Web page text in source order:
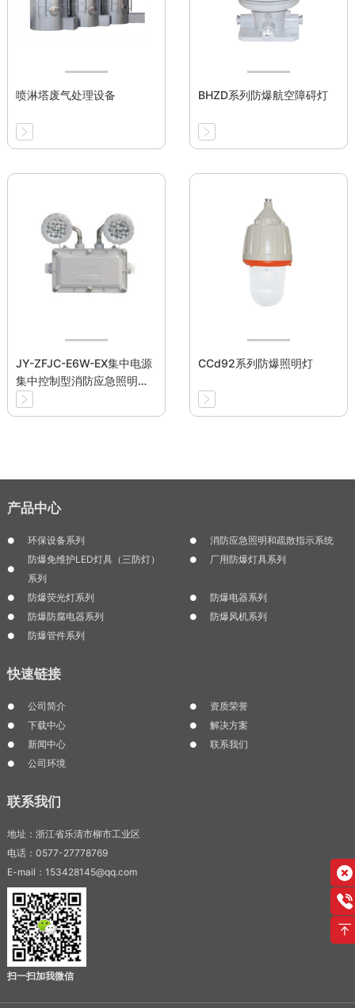
喷淋塔废气处理设备 BHZD系列防爆航空障碍灯
JY-ZFJC-E6W-EX集中电源
集中控制型消防应急照明灯
具（防爆型)
CCd92系列防爆照明灯
产品中心
环保设备系列
消防应急照明和疏散指示系统
防爆免维护LED灯具（三防灯）
系列
厂用防爆灯具系列
防爆荧光灯系列
防爆电器系列
防爆防腐电器系列
防爆风机系列
防爆管件系列
快速链接
公司简介
资质荣誉
下载中心
解决方案
新闻中心
联系我们
公司环境
联系我们
地址：浙江省乐清市柳市工业区
电话：0577-27778769
E-mail：153428145@qq.com
扫一扫加我微信